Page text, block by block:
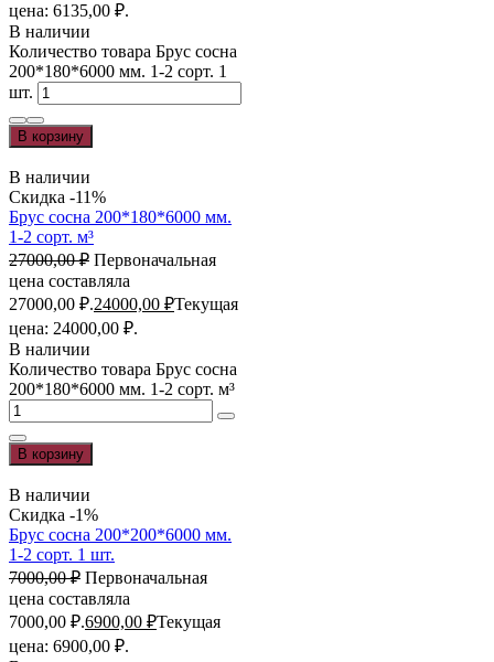
цена: 6135,00 ₽.
В наличии
Количество товара Брус сосна
200*180*6000 мм. 1-2 сорт. 1
шт.
В корзину
В наличии
Скидка -11%
Брус сосна 200*180*6000 мм.
1-2 сорт. м³
27000,00₽ Первоначальная
цена составляла
27000,00 ₽.24000,00 ₽Текущая
цена: 24000,00 ₽.
В наличии
Количество товара Брус сосна
200*180*6000 мм. 1-2 сорт. м³
В корзину
В наличии
Скидка -1%
Брус сосна 200*200*6000 мм.
1-2 сорт. 1 шт.
7000,00₽ Первоначальная
цена составляла
7000,00 ₽.6900,00 ₽Текущая
цена: 6900,00 ₽.